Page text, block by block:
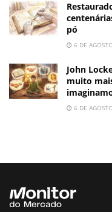
pó
6 DE
John
muito
6 DE